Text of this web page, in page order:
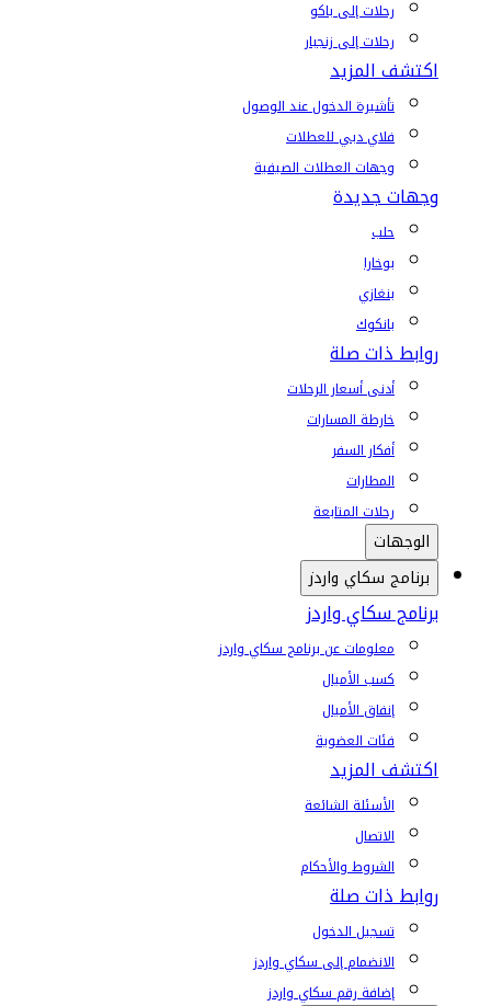
رحلات إلى باكو
رحلات إلى زنجبار
اكتشف المزيد
تأشيرة الدخول عند الوصول
فلاي دبي للعطلات
وجهات العطلات الصيفية
وجهات جديدة
حلب
بوخارا
بنغازي
بانكوك
روابط ذات صلة
أدنى أسعار الرحلات
خارطة المسارات
أفكار السفر
المطارات
رحلات المتابعة
الوجهات
برنامج سكاي واردز
برنامج سكاي واردز
معلومات عن برنامج سكاي واردز
كسب الأميال
إنفاق الأميال
فئات العضوية
اكتشف المزيد
الأسئلة الشائعة
الاتصال
الشروط والأحكام
روابط ذات صلة
تسجيل الدخول
الانضمام إلى سكاي واردز
إضافة رقم سكاي واردز